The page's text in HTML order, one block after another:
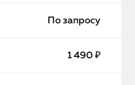
По запросу
1 490 ₽